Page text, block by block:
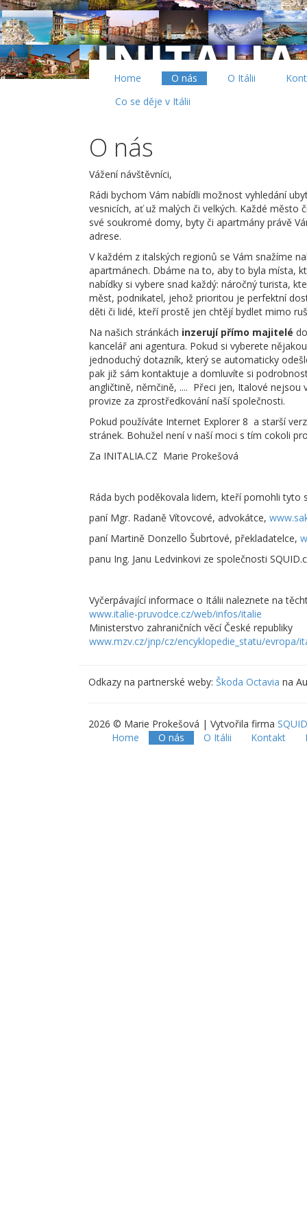
Home O nás O Itálii
Co se děje v Itálii
O nás
Vážení návštěvníci,
Rádi bychom Vám nabídli možnost vyhledání
vesnicích, ať už malých či velkých. Každé
své soukromé domy, byty či apartmány právě
adrese.
V každém z italských regionů se Vám snažíme
apartmánech. Dbáme na to, aby to byla místa,
nabídky si vybere snad každý: náročný turista,
měst, podnikatel, jehož prioritou je perfektní
děti či lidé, kteří prostě jen chtějí bydlet mimo
Na našich stránkách inzerují přímo majitelé
kancelář ani agentura. Pokud si vyberete
jednoduchý dotazník, který se automaticky
pak již sám kontaktuje a domluvíte si
angličtině, němčině, .... Přeci jen, Italové nejsou
provize za zprostředkování naší společnosti.
Pokud používáte Internet Explorer 8 a starší
stránek. Bohužel není v naší moci s tím cokoli
Za INITALIA.CZ Marie Prokešová
Ráda bych poděkovala lidem, kteří pomohli tyto
paní Mgr. Radaně Vítovcové, advokátce,
paní Martině Donzello Šubrtové, překladatelce,
panu Ing. Janu Ledvinkovi ze společnosti
Vyčerpávající informace o Itálii naleznete na
www.italie-pruvodce.cz/web/infos/italie
Ministerstvo zahraničních věcí České republiky
www.mzv.cz/jnp/cz/encyklopedie_statu/evropa/
Odkazy na partnerské weby: Škoda Octavia na
2026 © Marie Prokešová | Vytvořila firma
Home
O nás O Itálii Kontakt